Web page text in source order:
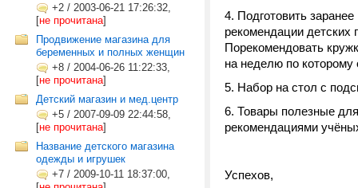
+2 / 2003-06-21 17:26:32,
[не прочитана]
Продвижение магазина для
беременных и полных женщин
+8 / 2004-06-26 11:22:33,
[не прочитана]
Детский магазин и мед.центр
+5 / 2007-09-09 22:44:58,
[не прочитана]
Название детского магазина
одежды и игрушек
+7 / 2009-10-11 18:37:00,
4. Подготовить
рекомендации детских
Порекомендовать
на неделю по которому
5. Набор на стол с
6. Товары полезные
рекомендациями
Успехов,